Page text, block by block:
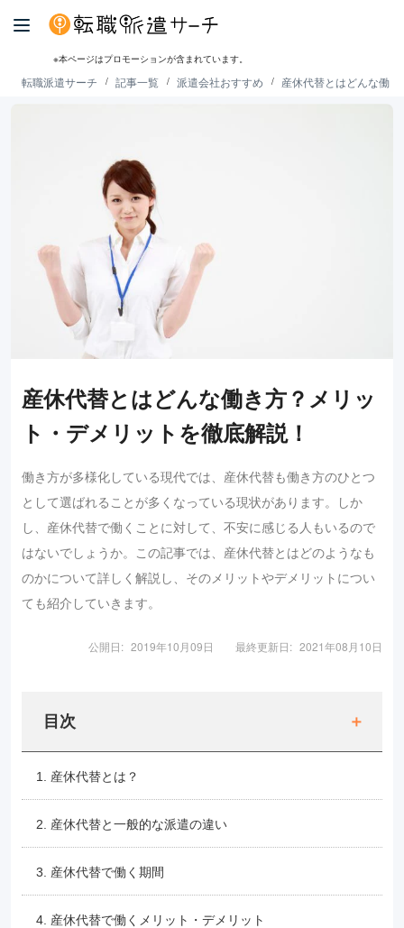
※本ページはプロモーションが含まれています。
転職派遣サーチ 記事一覧 派遣会社おすすめ 産休代替とはどんな働
産休代替とはどんな働き方？メリッ
ト・デメリットを徹底解説！
働き方が多様化している現代では、産休代替も働き方のひとつ
として選ばれることが多くなっている現状があります。しか
し、産休代替で働くことに対して、不安に感じる人もいるので
はないでしょうか。この記事では、産休代替とはどのようなも
のかについて詳しく解説し、そのメリットやデメリットについ
ても紹介していきます。
公開日: 2019年10月09日 最終更新日: 2021年08月10日
目次
1. 産休代替とは？
2. 産休代替と一般的な派遣の違い
3. 産休代替で働く期間
4. 産休代替で働くメリット・デメリット